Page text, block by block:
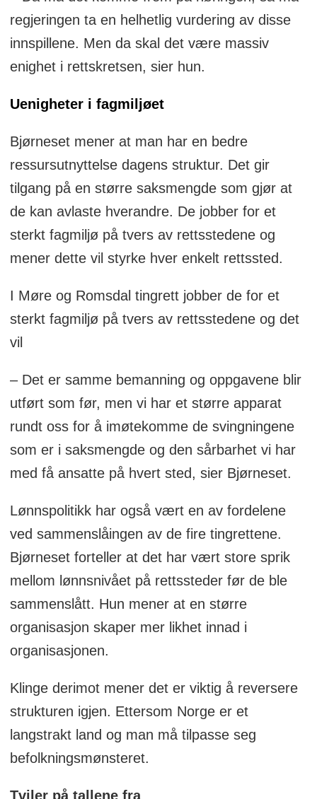
regjeringen ta en helhetlig vurdering av disse
innspillene. Men da skal det være massiv
enighet i rettskretsen, sier hun.
Uenigheter i fagmiljøet
Bjørneset mener at man har en bedre
ressursutnyttelse dagens struktur. Det gir
tilgang på en større saksmengde som gjør at
de kan avlaste hverandre. De jobber for et
sterkt fagmiljø på tvers av rettsstedene og
mener dette vil styrke hver enkelt rettssted.
I Møre og Romsdal tingrett jobber de for et
sterkt fagmiljø på tvers av rettsstedene og det
vil
– Det er samme bemanning og oppgavene blir
utført som før, men vi har et større apparat
rundt oss for å imøtekomme de svingningene
som er i saksmengde og den sårbarhet vi har
med få ansatte på hvert sted, sier Bjørneset.
Lønnspolitikk har også vært en av fordelene
ved sammenslåingen av de fire tingrettene.
Bjørneset forteller at det har vært store sprik
mellom lønnsnivået på rettssteder før de ble
sammenslått. Hun mener at en større
organisasjon skaper mer likhet innad i
organisasjonen.
Klinge derimot mener det er viktig å reversere
strukturen igjen. Ettersom Norge er et
langstrakt land og man må tilpasse seg
befolkningsmønsteret.
Tviler på tallene fra